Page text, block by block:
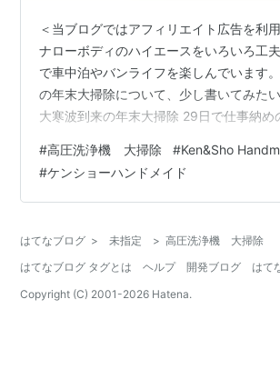
＜当ブログではアフィリエイト広告を利
ナローボディのハイエースをいろいろ工
で車中泊やバンライフを楽しんでいます
の年末大掃除について、少し書いてみたい
大寒波到来の年末大掃除 29日で仕事納め
除、それから作業小屋の掃除だけは終わら
すが、それでも、まだあと浴室と、キッチ
と、レンジフードが残っています。例年
室掃除にとりかかることにしました。バス
とブラシを使って、浴室の床や壁にこび
#高圧洗浄機 大掃除 #Ken&Sho
#ケンショーハンドメイド
はてなブログ > 未指定 > 高圧洗浄機 大掃除
はてなブログ タグとは
ヘルプ 開発ブログ
はて
Copyright (C) 2001-2026 Hatena.